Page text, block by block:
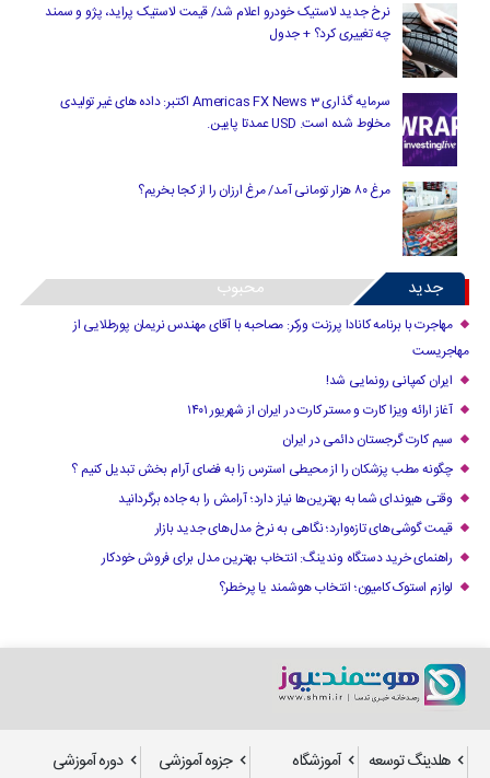
نرخ جدید لاستیک خودرو اعلام شد/ قیمت لاستیک پراید، پژو و سمند
چه تغییری کرد؟ + جدول
سرمایه گذاری Americas FX News 3 اکتبر: داده های غیر تولیدی
مخلوط شده است. USD عمدتا پایین.
مرغ ۸۰ هزار تومانی آمد/ مرغ ارزان را از کجا بخریم؟
جدید محبوب
مهاجرت با برنامه کانادا پرزنت ورکر: مصاحبه با آقای مهندس نریمان پورطلایی از
مهاجریست
ایران کمپانی رونمایی شد!
آغاز ارائه ویزا کارت و مستر کارت در ایران از شهریور ۱۴۰۱
سیم کارت گرجستان دائمی در ایران
چگونه مطب پزشکان را از محیطی استرس زا به فضای آرام بخش تبدیل کنیم ؟
وقتی هیوندای شما به بهترین‌ها نیاز دارد؛ آرامش را به جاده برگردانید
قیمت گوشی‌های تازه‌وارد؛ نگاهی به نرخ مدل‌های جدید بازار
راهنمای خرید دستگاه وندینگ: انتخاب بهترین مدل برای فروش خودکار
لوازم استوک کامیون؛ انتخاب هوشمند یا پرخطر؟
هلدینگ توسعه آموزشگاه جزوه آموزشی دوره آموزشی